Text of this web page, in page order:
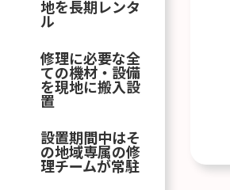
地を長期レンタ
ル
修理に必要な全
ての機材・設備
を現地に搬入設
置
設置期間中はそ
の地域専属の修
理チームが常駐